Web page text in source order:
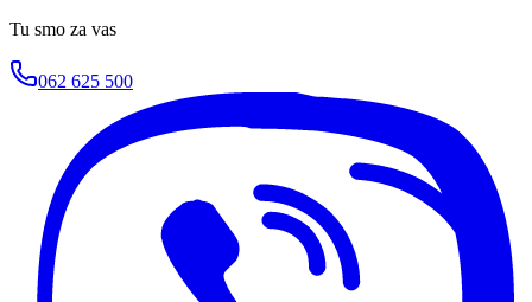
Tu smo za vas
062 625 500